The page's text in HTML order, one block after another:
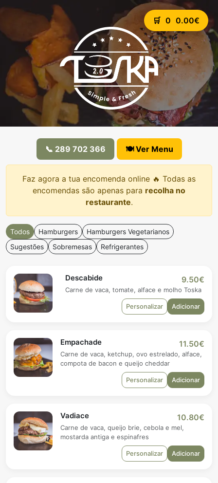
📞 289 702 366 🍽️ Ver Menu
Faz agora a tua encomenda online 🔥 Todas as
encomendas são apenas para recolha no
restaurante.
Todos Hamburgers
Hamburgers Vegetarianos
Sugestões
Sobremesas Refrigerantes
Descabide 9.50€
Carne de vaca, tomate, alface e molho Toska
Personalizar Adicionar
Empachade 11.50€
Carne de vaca, ketchup, ovo estrelado, alface,
compota de bacon e queijo cheddar
Personalizar Adicionar
Vadiace 10.80€
Carne de vaca, queijo brie, cebola e mel,
mostarda antiga e espinafres
Personalizar Adicionar
🛒 0 0.00€